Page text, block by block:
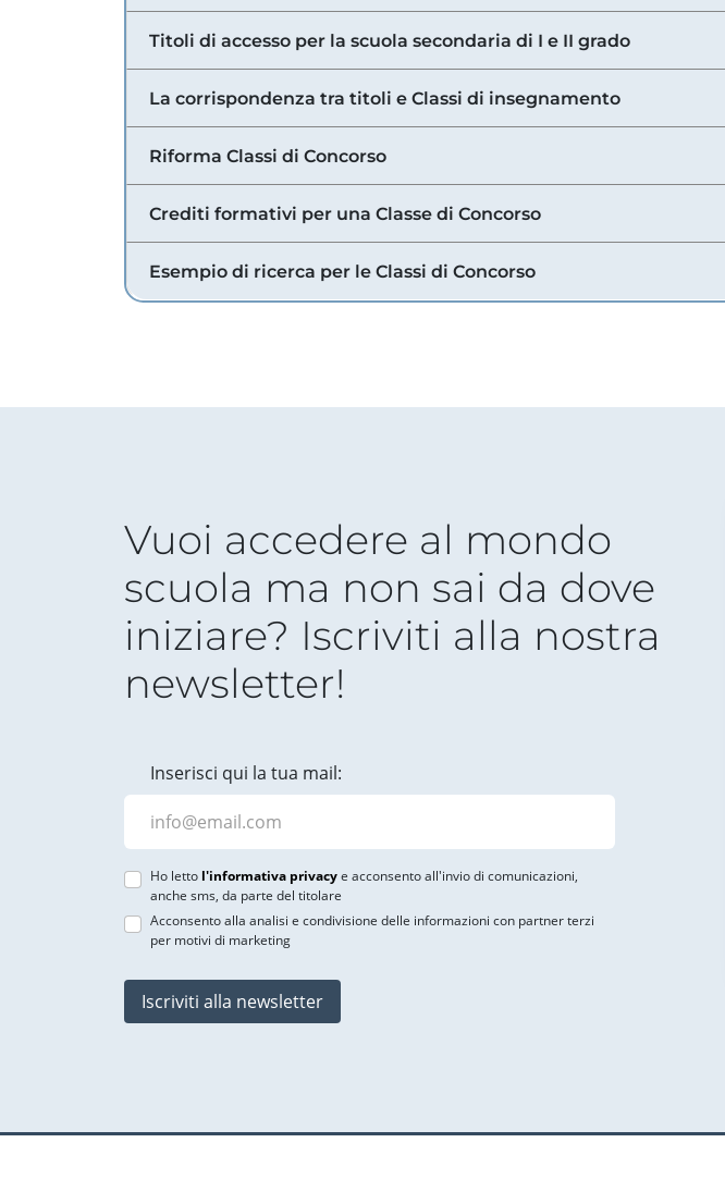
Titoli di accesso per la scuola secondaria di I e II grado
La corrispondenza tra titoli e Classi di insegnamento
Riforma Classi di Concorso
Crediti formativi per una Classe di Concorso
Esempio di ricerca per le Classi di Concorso
Vuoi accedere al mondo
scuola ma non sai da dove
iniziare? Iscriviti alla nostra
newsletter!
Inserisci qui la tua mail:
Ho letto l'informativa privacye acconsento all'invio di comunicazioni,
anche sms, da parte del titolare
Acconsento alla analisi e condivisione delle informazioni con partner terzi
per motivi di marketing
Iscriviti alla newsletter